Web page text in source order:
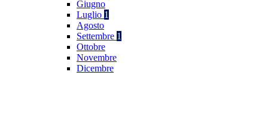
Giugno
Luglio 1
Agosto
Settembre 1
Ottobre
Novembre
Dicembre